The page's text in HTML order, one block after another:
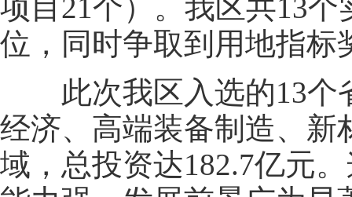
项目21个）。我区共13
位，同时争取到用地指标
此次我区入选的13个
经济、高端装备制造、新
域，总投资达182.7亿元